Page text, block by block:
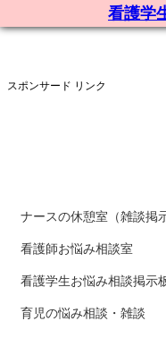
看護学
スポンサード リンク
ナースの休憩室（雑談掲
看護師お悩み相談室
看護学生お悩み相談掲示
育児の悩み相談・雑談